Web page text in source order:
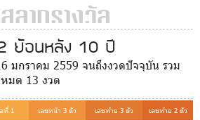
ลากรางวัล
ย้อนหลัง 10 ปี
มกราคม 2559 จนถึงงวดปัจจุบัน รวม
มด 13 งวด
ที่ 1 เลขหน้า 3 ตัว เลขท้าย 3 ตัว เลขท้าย 2 ตัว